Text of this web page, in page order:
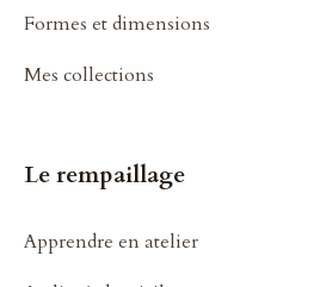
Formes et dimensions
Mes collections
Le rempaillage
Apprendre en atelier